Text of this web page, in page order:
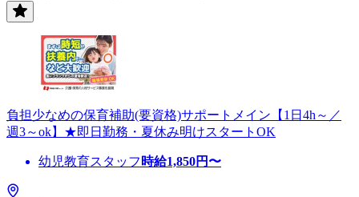
負担少なめの保育補助(要資格)サポートメイン【1日4h～／
週3～ok】★即日勤務・夏休み明けスタートOK
幼児教育スタッフ 時給1,850円〜